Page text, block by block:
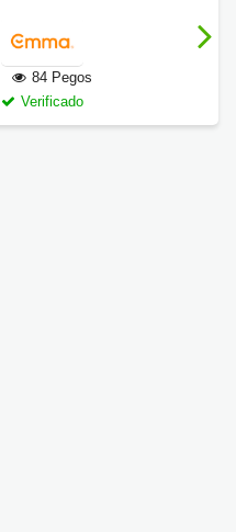
Colchões
84 Pegos
Verificado